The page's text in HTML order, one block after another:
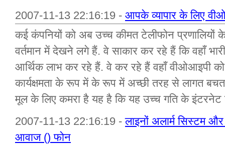
2007-11-13 22:16:19 - आपके व्यापार के लिए
कई कंपनियों को अब उच्च कीमत टेलीफोन प्रणालियों
वर्तमान में देखने लगे हैं. वे साकार कर रहे हैं कि वहाँ
आर्थिक लाभ कर रहे हैं. वे कर रहे हैं वहाँ वीओआइपी
कार्यक्षमता के रूप में के रूप में अच्छी तरह से लागत
मूल के लिए कमरा है यह है कि यह उच्च गति के इंटरनेट
2007-11-13 22:16:19 -लाइनों अलार्म सिस्टम
आवाज () फोन